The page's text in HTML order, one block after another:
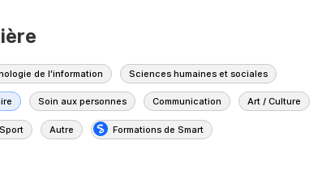
de l'information Sciences humaines et sociales
Soin aux personnes Communication Art / Culture
Sport Autre Formations de Smart